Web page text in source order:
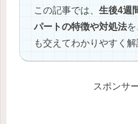
この記事では、 生後4週
パートの特徴や対処法を
も交えてわかりやすく解
スポンサ